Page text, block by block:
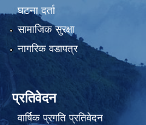
घटना दर्ता
सामाजिक सुरक्षा
नागरिक वडापत्र
प्रतिवेदन
वार्षिक प्रगति प्रतिवेदन